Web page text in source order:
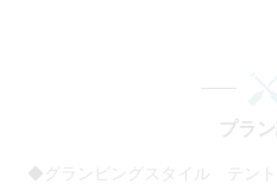
プラ
◆グランピングスタイル テント